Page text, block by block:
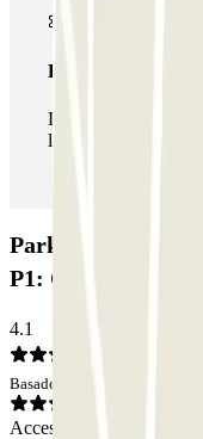
Pase ilimitado
Durante tu estancia
las veces que quieras.
Parking Saba
P1: Opiniones
4.1
Basado en 33 opiniones
Acceso